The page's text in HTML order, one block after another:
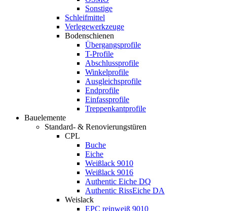
Sonstige
Schleifmittel
Verlegewerkzeuge
Bodenschienen
Übergangsprofile
T-Profile
Abschlussprofile
Winkelprofile
Ausgleichsprofile
Endprofile
Einfassprofile
Treppenkantprofile
Bauelemente
Standard- & Renovierungstüren
CPL
Buche
Eiche
Weißlack 9010
Weißlack 9016
Authentic Eiche DQ
Authentic RissEiche DA
Weislack
EPC reinweiß 9010